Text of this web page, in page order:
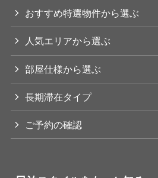
おすすめ特選物件から選ぶ
人気エリアから選ぶ
部屋仕様から選ぶ
長期滞在タイプ
ご予約の確認